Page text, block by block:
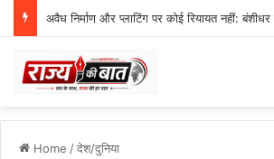
अवैध निर्माण और प्लाटिंग पर कोई रियायत नहीं: बंशीधर
Home /देश/दुनिया